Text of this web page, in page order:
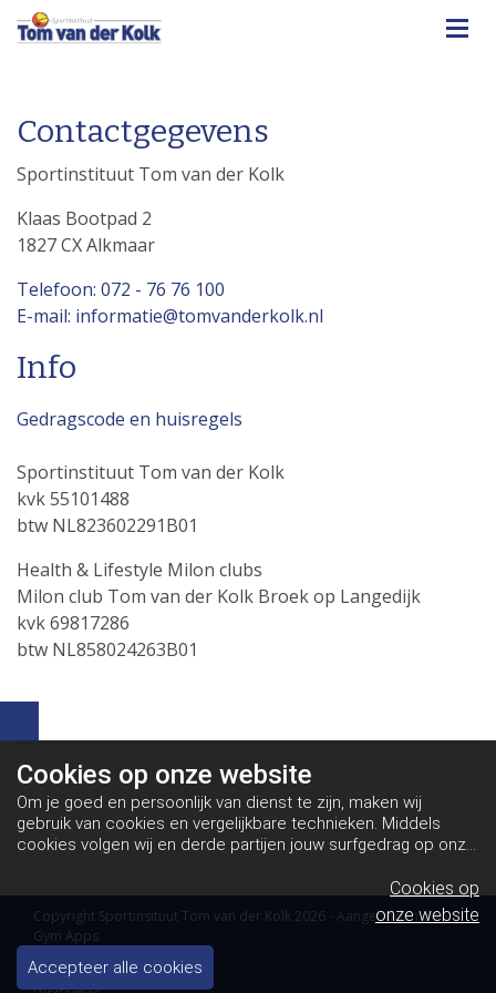
Contactgegevens
Sportinstituut Tom van der Kolk
Klaas Bootpad 2
1827 CX Alkmaar
Telefoon: 072 - 76 76 100
E-mail: informatie@tomvanderkolk.nl
Info
Gedragscode en huisregels
Sportinstituut Tom van der Kolk
kvk 55101488
btw NL823602291B01
Health & Lifestyle Milon clubs
Milon club Tom van der Kolk Broek op Langedijk
kvk 69817286
btw NL858024263B01
Copyright Sportinsituut Tom van der Kolk 2026 - Aangeboden door
Gym Apps
Algemene voorwaarden
Cookies op onze website
Om je goed en persoonlijk van dienst te zijn, maken wij
gebruik van cookies en vergelijkbare technieken. Middels
cookies volgen wij en derde partijen jouw surfgedrag op onze
en dit maakt het voor jou mogelijk om informatie te delen via
social media.
Bekijk ons cookiebeleid
Cookies op
onze website
Accepteer alle cookies